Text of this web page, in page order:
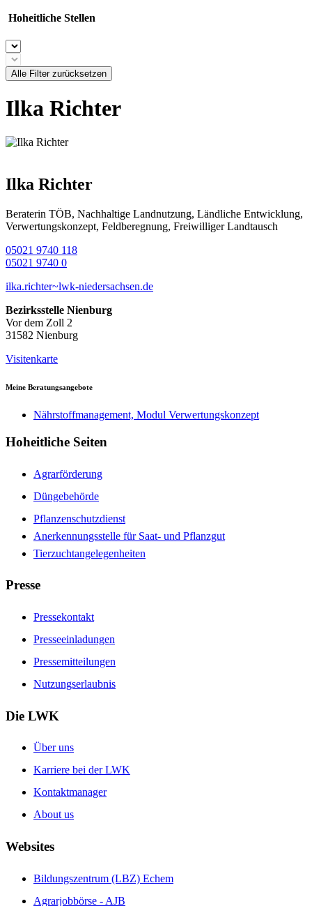
Hoheitliche Stellen
Alle Filter zurücksetzen
Ilka Richter
Ilka Richter
Beraterin TÖB, Nachhaltige Landnutzung, Ländliche Entwicklung,
Verwertungskonzept, Feldberegnung, Freiwilliger Landtausch
05021 9740 118
05021 9740 0
ilka.richter~lwk-niedersachsen.de
Bezirksstelle Nienburg
Vor dem Zoll 2
31582 Nienburg
Visitenkarte
Meine Beratungsangebote
Nährstoffmanagement, Modul Verwertungskonzept
Hoheitliche Seiten
Agrarförderung
Düngebehörde
Pflanzenschutzdienst
Anerkennungsstelle für Saat- und Pflanzgut
Tierzuchtangelegenheiten
Presse
Pressekontakt
Presseeinladungen
Pressemitteilungen
Nutzungserlaubnis
Die LWK
Über uns
Karriere bei der LWK
Kontaktmanager
About us
Websites
Bildungszentrum (LBZ) Echem
Agrarjobbörse - AJB